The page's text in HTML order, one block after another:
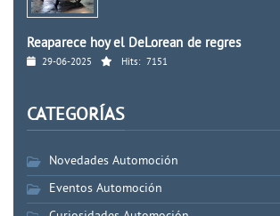
Reaparece hoy el DeLorean de regres
29-06-2025 Hits: 7151
CATEGORÍAS
Novedades Automoción
Eventos Automoción